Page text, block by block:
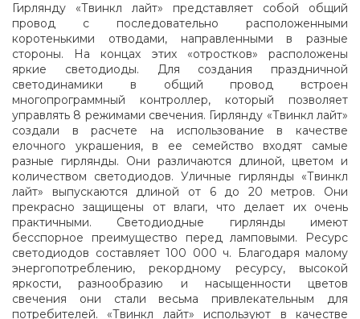
Гирлянду «Твинкл лайт» представляет собой общий
провод с последовательно расположенными
коротенькими отводами, направленными в разные
стороны. На концах этих «отростков» расположены
яркие светодиоды. Для создания праздничной
светодинамики в общий провод встроен
многопрограммный контроллер, который позволяет
управлять 8 режимами свечения. Гирлянду «Твинкл лайт»
создали в расчете на использование в качестве
елочного украшения, в ее семейство входят самые
разные гирлянды. Они различаются длиной, цветом и
количеством светодиодов. Уличные гирлянды «Твинкл
лайт» выпускаются длиной от 6 до 20 метров. Они
прекрасно защищены от влаги, что делает их очень
практичными. Светодиодные гирлянды имеют
бесспорное преимущество перед ламповыми. Ресурс
светодиодов составляет 100 000 ч. Благодаря малому
энергопотреблению, рекордному ресурсу, высокой
яркости, разнообразию и насыщенности цветов
свечения они стали весьма привлекательным для
потребителей. «Твинкл лайт» используют в качестве